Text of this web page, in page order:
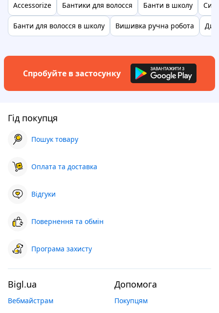
Accessorize Бантики для волосся Банти в школу
Банти для волосся в школу Вишивка ручна робота
Спробуйте в застосунку
Гід покупця
Пошук товару
Оплата та доставка
Відгуки
Повернення та обмін
Програма захисту
Bigl.ua
Вебмайстрам
Допомога
Покупцям